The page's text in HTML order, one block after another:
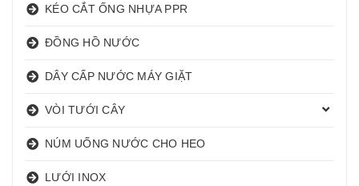
KÉO CẮT ỐNG NHỰA PPR
ĐỒNG HỒ NƯỚC
DÂY CẤP NƯỚC MÁY GIẶT
VÒI TƯỚI CÂY
NÚM UỐNG NƯỚC CHO HEO
LƯỚI INOX